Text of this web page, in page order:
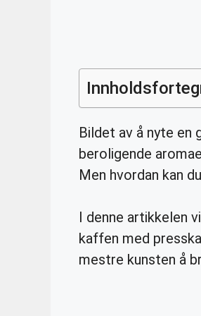
Bildet av å nyte en
beroligende
Men hvordan kan
I denne artikkelen
kaffen med
mestre kunsten å